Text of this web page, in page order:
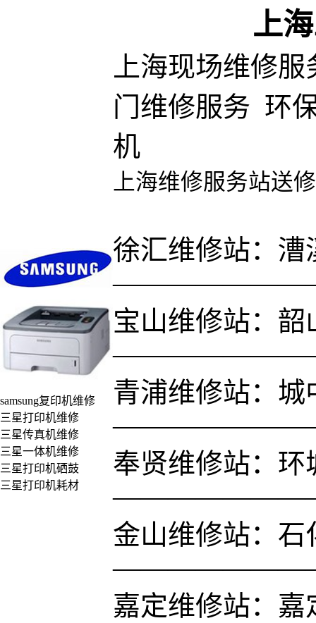
samsung复印机维修
三星打印机维修
三星传真机维修
三星一体机维修
三星打印机硒鼓
三星打印机耗材
上
上海现场维修
门维修服务 环
机
上海维修服务站送
徐汇维修站：漕
宝山维修站：韶
青浦维修站：城
奉贤维修站：环
金山维修站：石
嘉定维修站：嘉